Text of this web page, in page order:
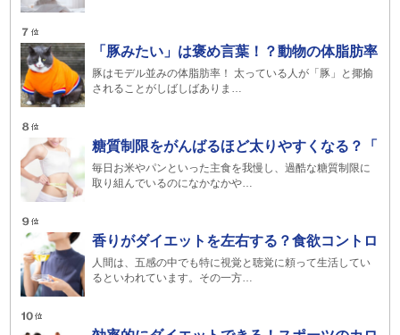
「豚みたい」は褒め言葉！？動物の体脂肪率
豚はモデル並みの体脂肪率！ 太っている人が「豚」と揶揄
されることがしばしばありま…
糖質制限をがんばるほど太りやすくなる？「
毎日お米やパンといった主食を我慢し、過酷な糖質制限に
取り組んでいるのになかなかや…
香りがダイエットを左右する？食欲コントロ
人間は、五感の中でも特に視覚と聴覚に頼って生活してい
るといわれています。その一方…